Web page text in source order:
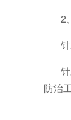
2
防治